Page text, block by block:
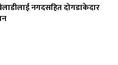
नगदसहित दोगडाकेदार